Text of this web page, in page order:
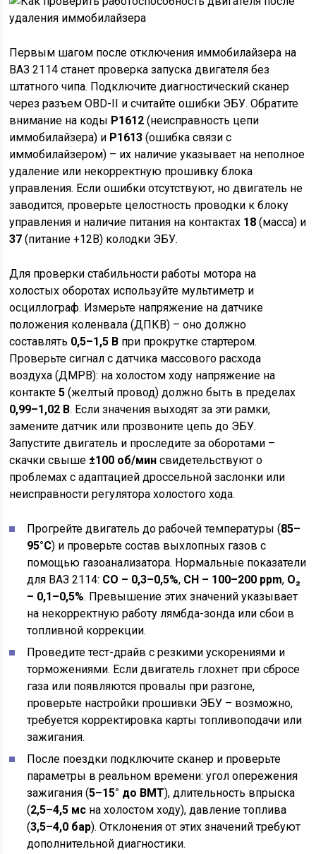
Первым шагом после отключения иммобилайзера на
ВАЗ 2114 станет проверка запуска двигателя без
штатного чипа. Подключите диагностический сканер
через разъем OBD-II и считайте ошибки ЭБУ. Обратите
внимание на коды P1612 (неисправность цепи
иммобилайзера) и P1613 (ошибка связи с
иммобилайзером) – их наличие указывает на неполное
удаление или некорректную прошивку блока
управления. Если ошибки отсутствуют, но двигатель не
заводится, проверьте целостность проводки к блоку
управления и наличие питания на контактах 18 (масса) и
37 (питание +12В) колодки ЭБУ.
Для проверки стабильности работы мотора на
холостых оборотах используйте мультиметр и
осциллограф. Измерьте напряжение на датчике
положения коленвала (ДПКВ) – оно должно
составлять 0,5–1,5 В при прокрутке стартером.
Проверьте сигнал с датчика массового расхода
воздуха (ДМРВ): на холостом ходу напряжение на
контакте5 (желтый провод) должно быть в пределах
0,99–1,02 В. Если значения выходят за эти рамки,
замените датчик или прозвоните цепь до ЭБУ.
Запустите двигатель и проследите за оборотами –
скачки свыше ±100 об/мин свидетельствуют о
проблемах с адаптацией дроссельной заслонки или
неисправности регулятора холостого хода.
Прогрейте двигатель до рабочей температуры (85–
95°C) и проверьте состав выхлопных газов с
помощью газоанализатора. Нормальные показатели
для ВАЗ 2114: CO – 0,3–0,5%, CH – 100–200 ppm, O₂
– 0,1–0,5%. Превышение этих значений указывает
на некорректную работу лямбда-зонда или сбои в
топливной коррекции.
Проведите тест-драйв с резкими ускорениями и
торможениями. Если двигатель глохнет при сбросе
газа или появляются провалы при разгоне,
проверьте настройки прошивки ЭБУ – возможно,
требуется корректировка карты топливоподачи или
зажигания.
После поездки подключите сканер и проверьте
параметры в реальном времени: угол опережения
зажигания (5–15° до ВМТ), длительность впрыска
(2,5–4,5 мс на холостом ходу), давление топлива
(3,5–4,0 бар). Отклонения от этих значений требуют
дополнительной диагностики.